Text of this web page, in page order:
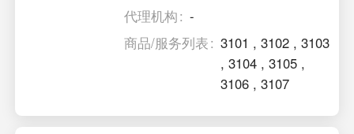
代理机构
-
商品/服务列表
3101 ,3102 ,3103
,3104 ,3105 ,
3106 ,3107